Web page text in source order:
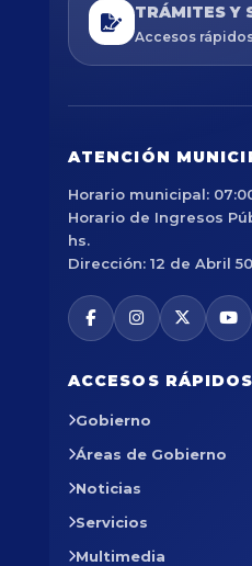
TRÁMITES Y
Accesos
ATENCIÓN
Horario municipal:
Horario de Ingresos
hs.
Dirección: 12 de Abril
ACCESOS RÁPIDOS
Gobierno
Áreas de Gobierno
Noticias
Servicios
Multimedia